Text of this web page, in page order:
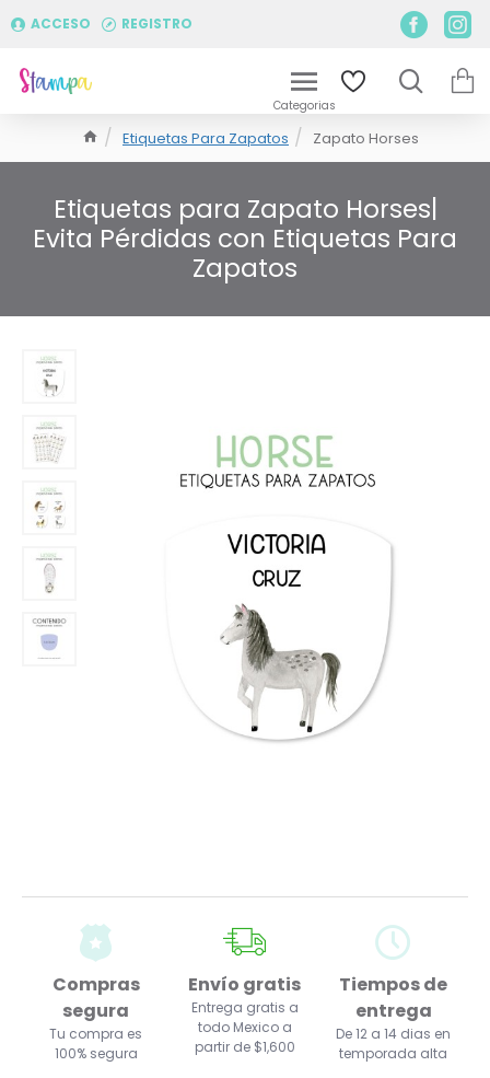
ACCESO REGISTRO
Etiquetas Para Zapatos Zapato Horses
Etiquetas para Zapato Horses|
Evita Pérdidas con Etiquetas Para
Zapatos
Compras
segura
Tu compra es
100% segura
Envío gratis
Entrega gratis a
todo Mexico a
partir de $1,600
Tiempos de
entrega
De 12 a 14 dias en
temporada alta